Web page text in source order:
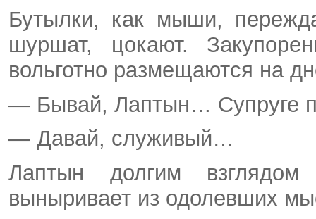
Бутылки, как мыши,
шуршат, цокают.
вольготно размещаются на
— Бывай, Лаптын… Супруге
— Давай, служивый…
Лаптын долгим
выныривает из одолевших